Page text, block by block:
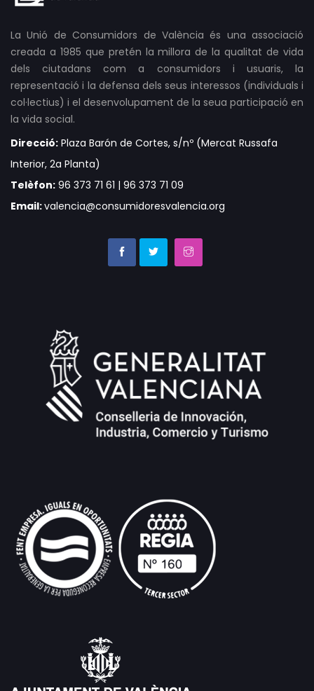
La Unió de Consumidors de València és una associació
creada a 1985 que pretén la millora de la qualitat de vida
dels ciutadans com a consumidors i usuaris, la
representació i la defensa dels seus interessos (individuals i
col·lectius) i el desenvolupament de la seua participació en
la vida social.
Direcció: Plaza Barón de Cortes, s/nº (Mercat Russafa
Interior, 2a Planta)
Telèfon: 96 373 71 61 | 96 373 71 09
Email:valencia@consumidoresvalencia.org